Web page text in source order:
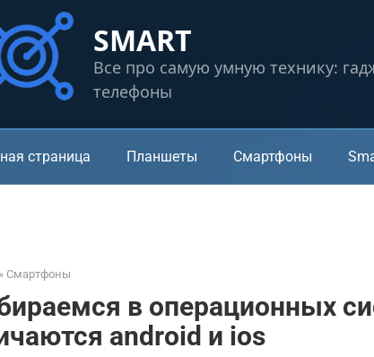
SMART
Все про самую умную технику:
телефоны
страница Планшеты Смартфоны
» Смартфоны
в операционных
android и ios